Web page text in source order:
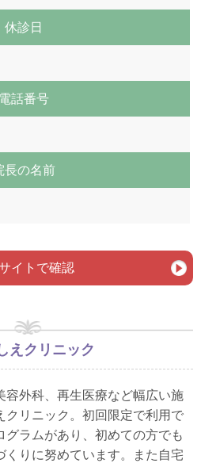
休診日
電話番号
長の名前
イトで確認
えクリニック
容外科、再生医療など幅広い施
クリニック。初回限定で利用で
グラムがあり、初めての方でも
くりに努めています。また自宅